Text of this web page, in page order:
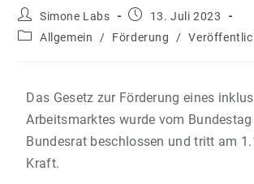
Simone Labs
13. Juli 2023
Allgemein
/ Förderung /
Das Gesetz zur Förderung eines
Arbeitsmarktes wurde vom
Bundesrat beschlossen und tritt am
Kraft.